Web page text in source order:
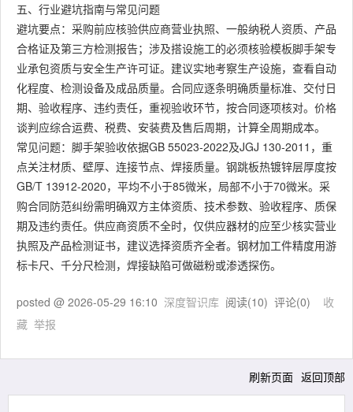
五、行业避坑指南与常见问题
避坑要点：采购前应核验供应商营业执照、一般纳税人资质、产品
合格证及第三方检测报告；涉及搭设施工的必须核验模板脚手架专
业承包资质与安全生产许可证。建议实地考察生产设施，查看自动
化程度、检测设备及成品质量。合同应逐条明确质量标准、交付日
期、验收程序、违约责任，重视验收环节，按合同逐项核对。价格
谈判应综合运费、税费、安装费及售后周期，计算全周期成本。
常见问题：脚手架验收依据GB 55023-2022及JGJ 130-2011，重
点关注材质、壁厚、连接节点、焊接质量。钢跳板热镀锌层厚度按
GB/T 13912-2020，平均不小于85微米，局部不小于70微米。采
购合同防范纠纷需明确双方主体资质、技术参数、验收程序、质保
期及违约责任。供应商资质不全时，仅供应器材的应至少核实营业
执照及产品检测证书，建议选择资质齐全者。钢材加工件精度用游
标卡尺、千分尺检测，焊接缺陷可做磁粉或渗透探伤。
posted @ 2026-05-29 16:10 深度智识库 阅读(10) 评论(0) 收
藏 举报
刷新页面 返回顶部